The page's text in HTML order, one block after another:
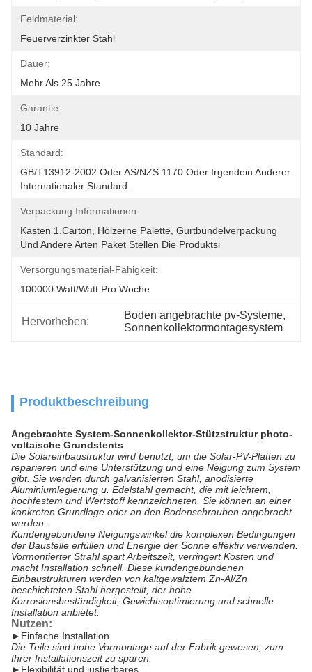
Feldmaterial:
Feuerverzinkter Stahl
Dauer:
Mehr Als 25 Jahre
Garantie:
10 Jahre
Standard:
GB/T13912-2002 Oder AS/NZS 1170 Oder Irgendein Anderer
Internationaler Standard.
Verpackung Informationen:
Kasten 1.Carton, Hölzerne Palette, Gurtbündelverpackung
Und Andere Arten Paket Stellen Die Produktsi
Versorgungsmaterial-Fähigkeit:
100000 Watt/Watt Pro Woche
Hervorheben:
Boden angebrachte pv-Systeme,
Sonnenkollektormontagesystem
Produktbeschreibung
Angebrachte System-Sonnenkollektor-Stützstruktur photo-
voltaische Grundstents
Die Solareinbaustruktur wird benutzt, um die Solar-PV-Platten zu
reparieren und eine Unterstützung und eine Neigung zum System
gibt. Sie werden durch galvanisierten Stahl, anodisierte
Aluminiumlegierung u. Edelstahl gemacht, die mit leichtem,
hochfestem und Wertstoff kennzeichneten. Sie können an einer
konkreten Grundlage oder an den Bodenschrauben angebracht
werden.
Kundengebundene Neigungswinkel die komplexen Bedingungen
der Baustelle erfüllen und Energie der Sonne effektiv verwenden.
Vormontierter Strahl spart Arbeitszeit, verringert Kosten und
macht Installation schnell. Diese kundengebundenen
Einbaustrukturen werden von kaltgewalztem Zn-Al/Zn
beschichteten Stahl hergestellt, der hohe
Korrosionsbeständigkeit, Gewichtsoptimierung und schnelle
Installation anbietet.
Nutzen:
► Einfache Installation
Die Teile sind hohe Vormontage auf der Fabrik gewesen, zum
Ihrer Installationszeit zu sparen.
► Flexibilität und justierbares